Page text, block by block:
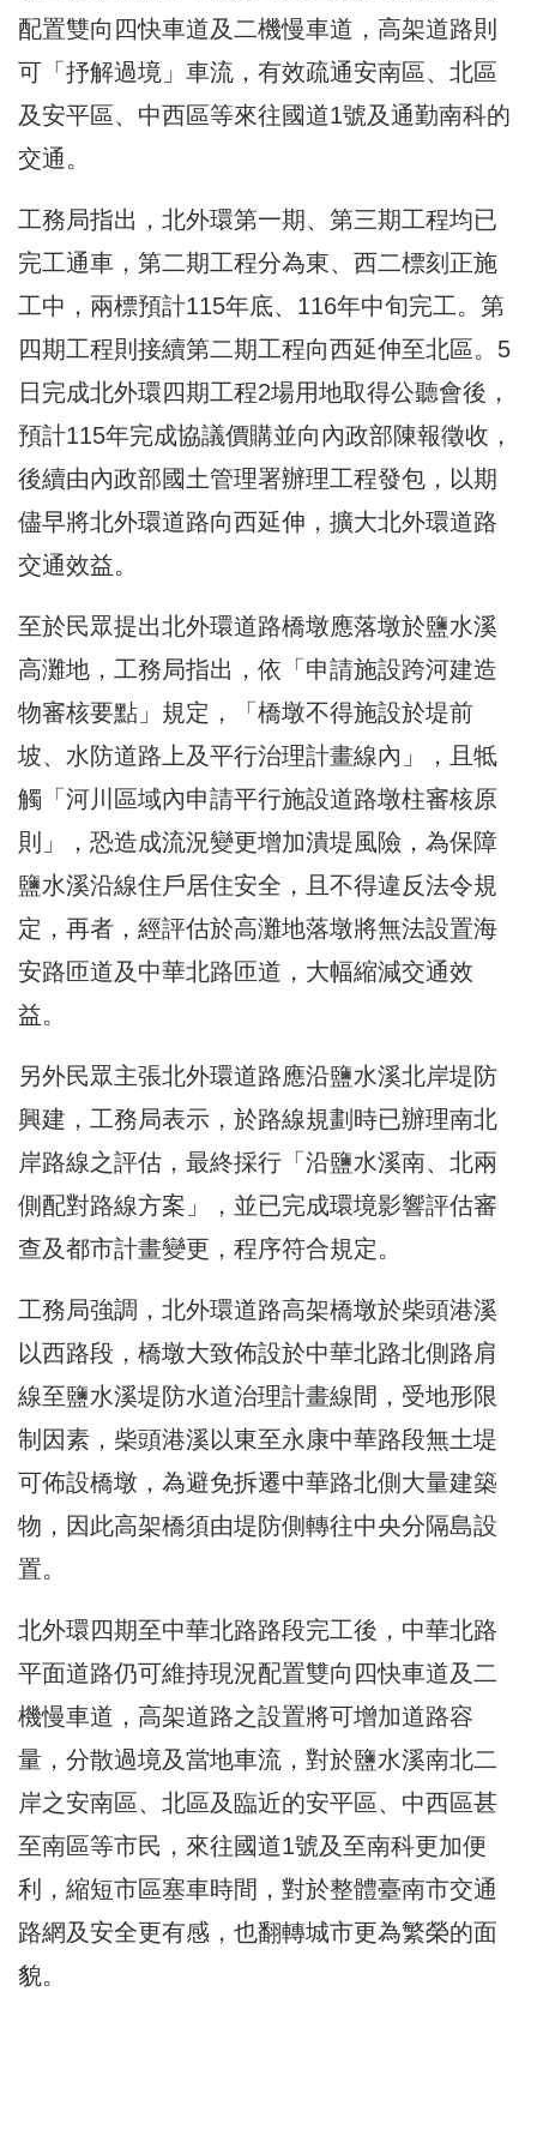
配置雙向四快車道及二機慢車道，高架道路則
可「抒解過境」車流，有效疏通安南區、北區
及安平區、中西區等來往國道1號及通勤南科的
交通。
工務局指出，北外環第一期、第三期工程均已
完工通車，第二期工程分為東、西二標刻正施
工中，兩標預計115年底、116年中旬完工。第
四期工程則接續第二期工程向西延伸至北區。5
日完成北外環四期工程2場用地取得公聽會後，
預計115年完成協議價購並向內政部陳報徵收，
後續由內政部國土管理署辦理工程發包，以期
儘早將北外環道路向西延伸，擴大北外環道路
交通效益。
至於民眾提出北外環道路橋墩應落墩於鹽水溪
高灘地，工務局指出，依「申請施設跨河建造
物審核要點」規定，「橋墩不得施設於堤前
坡、水防道路上及平行治理計畫線內」，且牴
觸「河川區域內申請平行施設道路墩柱審核原
則」，恐造成流況變更增加潰堤風險，為保障
鹽水溪沿線住戶居住安全，且不得違反法令規
定，再者，經評估於高灘地落墩將無法設置海
安路匝道及中華北路匝道，大幅縮減交通效
益。
另外民眾主張北外環道路應沿鹽水溪北岸堤防
興建，工務局表示，於路線規劃時已辦理南北
岸路線之評估，最終採行「沿鹽水溪南、北兩
側配對路線方案」，並已完成環境影響評估審
查及都市計畫變更，程序符合規定。
工務局強調，北外環道路高架橋墩於柴頭港溪
以西路段，橋墩大致佈設於中華北路北側路肩
線至鹽水溪堤防水道治理計畫線間，受地形限
制因素，柴頭港溪以東至永康中華路段無土堤
可佈設橋墩，為避免拆遷中華路北側大量建築
物，因此高架橋須由堤防側轉往中央分隔島設
置。
北外環四期至中華北路路段完工後，中華北路
平面道路仍可維持現況配置雙向四快車道及二
機慢車道，高架道路之設置將可增加道路容
量，分散過境及當地車流，對於鹽水溪南北二
岸之安南區、北區及臨近的安平區、中西區甚
至南區等市民，來往國道1號及至南科更加便
利，縮短市區塞車時間，對於整體臺南市交通
路網及安全更有感，也翻轉城市更為繁榮的面
貌。